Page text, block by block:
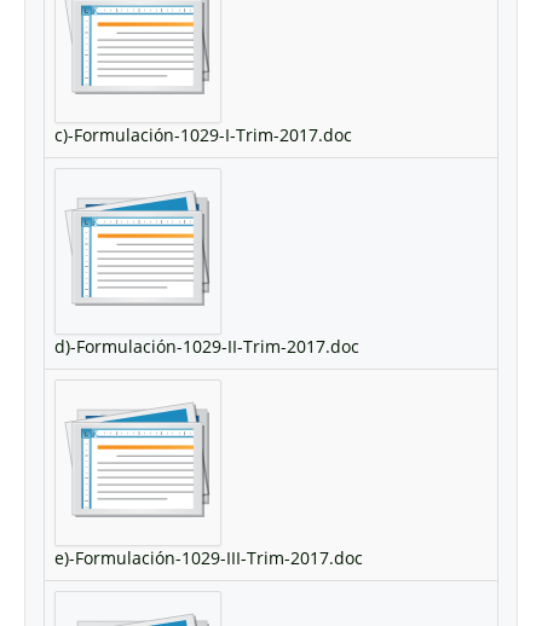
c)-Formulación-1029-I-Trim-2017.doc
d)-Formulación-1029-II-Trim-2017.doc
e)-Formulación-1029-III-Trim-2017.doc